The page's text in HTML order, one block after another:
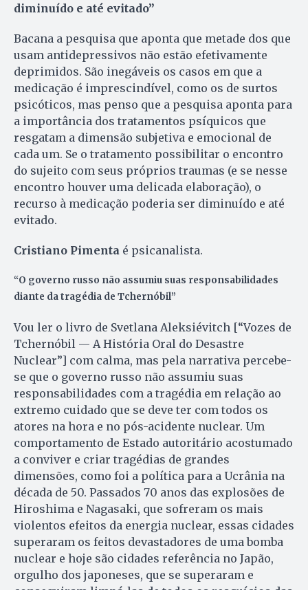
diminuído e até evitado”
Bacana a pesquisa que aponta que metade dos que
usam antidepressivos não estão efetivamente
deprimidos. São inegáveis os casos em que a
medicação é imprescindível, como os de surtos
psicóticos, mas penso que a pesquisa aponta para
a importância dos tratamentos psíquicos que
resgatam a dimensão subjetiva e emocional de
cada um. Se o tratamento possibilitar o encontro
do sujeito com seus próprios traumas (e se nesse
encontro houver uma delicada elaboração), o
recurso à medicação poderia ser diminuído e até
evitado.
Cristiano Pimenta é psicanalista.
“O governo russo não assumiu suas responsabilidades
diante da tragédia de Tchernóbil”
Vou ler o livro de Svetlana Aleksiévitch [“Vozes de
Tchernóbil — A História Oral do Desastre
Nuclear”] com calma, mas pela narrativa percebe-
se que o governo russo não assumiu suas
responsabilidades com a tragédia em relação ao
extremo cuidado que se deve ter com todos os
atores na hora e no pós-acidente nuclear. Um
comportamento de Estado autoritário acostumado
a conviver e criar tragédias de grandes
dimensões, como foi a política para a Ucrânia na
década de 50. Passados 70 anos das explosões de
Hiroshima e Nagasaki, que sofreram os mais
violentos efeitos da energia nuclear, essas cidades
superaram os feitos devastadores de uma bomba
nuclear e hoje são cidades referência no Japão,
orgulho dos japoneses, que se superaram e